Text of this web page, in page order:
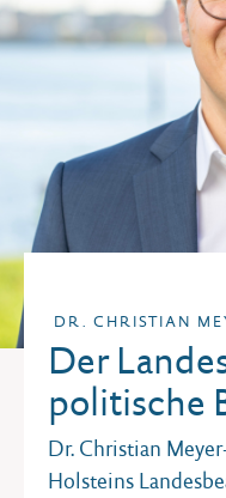
DR. CHRISTIAN
Der
politische
Dr. Christian
Holsteins